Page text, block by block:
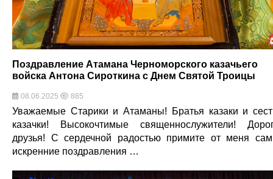
Поздравление Атамана Черноморского казачьего
войска Антона Сироткина с Днем Святой Троицы
08.06.2025 885
Уважаемые Старики и Атаманы! Братья казаки и
казачки! Высокочтимые священнослужители!
друзья! С сердечной радостью примите от меня
искренние поздравления …